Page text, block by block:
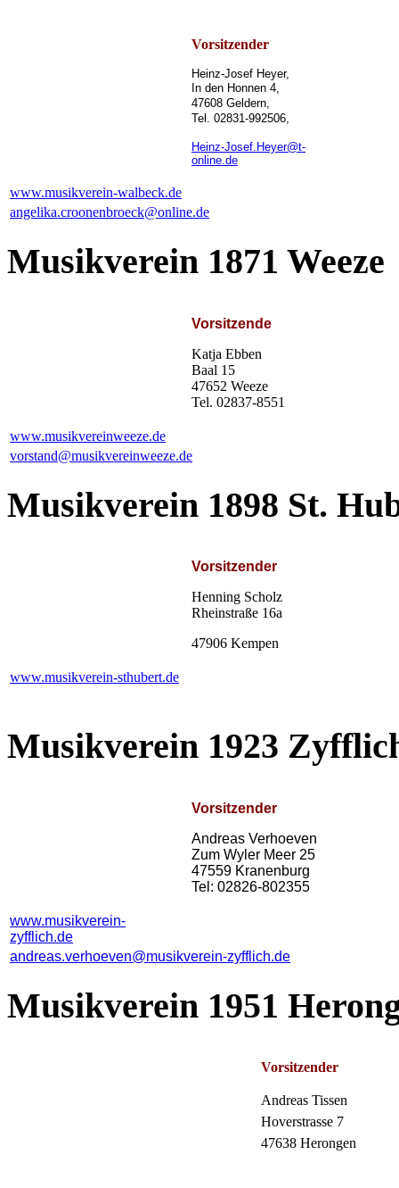
Vorsitzender
Heinz-Josef Heyer,
In den Honnen 4,
47608 Geldern,
Tel. 02831-992506,
Heinz-Josef.Heyer@t-
online.de
www.musikverein-walbeck.de
angelika.croonenbroeck@online.de
Musikverein 1871 Weeze
Vorsitzende
Katja Ebben
Baal 15
47652 Weeze
Tel. 02837-8551
www.musikvereinweeze.de
vorstand@musikvereinweeze.de
Musikverein 1898 St.
Vorsitzender
Henning Scholz
Rheinstraße 16a
47906 Kempen
www.musikverein-sthubert.de
Musikverein 1923
Vorsitzender
Andreas Verhoeven
Zum Wyler Meer 25
47559 Kranenburg
Tel: 02826-802355
www.musikverein-
zyfflich.de
andreas.verhoeven@musikverein-zyfflich.de
Musikverein 1951
Vorsitzender
Andreas Tissen
Hoverstrasse 7
47638 Herongen